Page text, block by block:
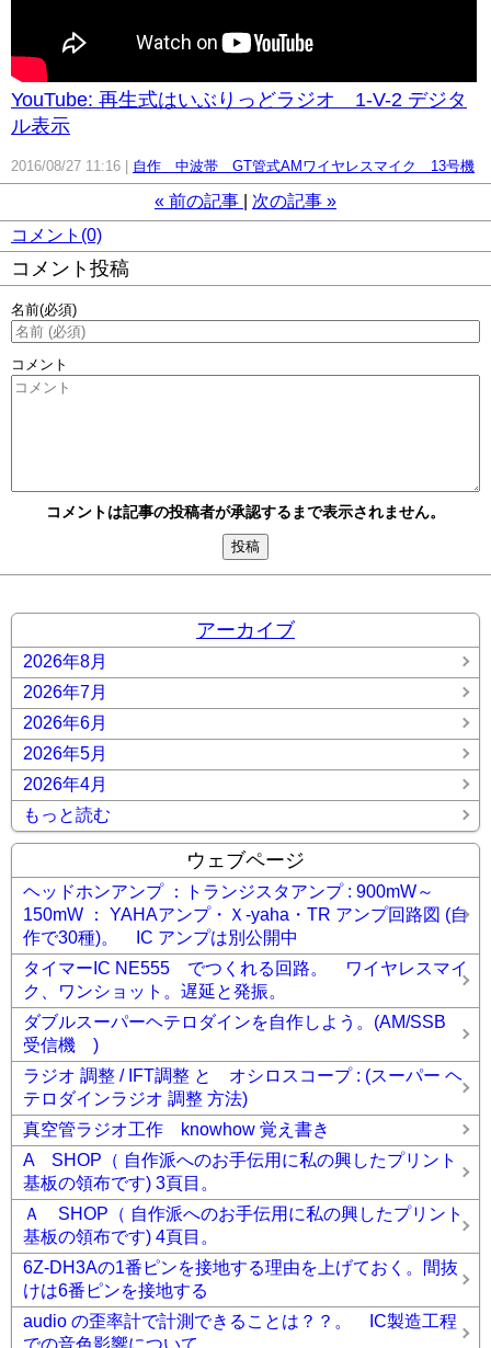
YouTube: 再生式はいぶりっどラジオ 1-V-2 デジタ
ル表示
2016/08/27 11:16 自作 中波帯 GT管式AMワイヤレスマイク 13号機
« 前の記事 次の記事 »
コメント(0)
コメント投稿
名前(必須)
コメント
コメントは記事の投稿者が承認するまで表示されません。
アーカイブ
2026年8月
2026年7月
2026年6月
2026年5月
2026年4月
もっと読む
ウェブページ
ヘッドホンアンプ ：トランジスタアンプ : 900mW～
150mW ： YAHAアンプ・Ｘ-yaha・TR アンプ回路図 (自
作で30種)。 IC アンプは別公開中
タイマーIC NE555 でつくれる回路。 ワイヤレスマイ
ク、ワンショット。遅延と発振。
ダブルスーパーヘテロダインを自作しよう。(AM/SSB
受信機 )
ラジオ 調整 / IFT調整 と オシロスコープ : (スーパー ヘ
テロダインラジオ 調整 方法)
真空管ラジオ工作 knowhow 覚え書き
A SHOP（ 自作派へのお手伝用に私の興したプリント
基板の領布です) 3頁目。
Ａ SHOP（ 自作派へのお手伝用に私の興したプリント
基板の領布です) 4頁目。
6Z-DH3Aの1番ピンを接地する理由を上げておく。間抜
けは6番ピンを接地する
audio の歪率計で計測できることは？？。 IC製造工程
での音色影響について